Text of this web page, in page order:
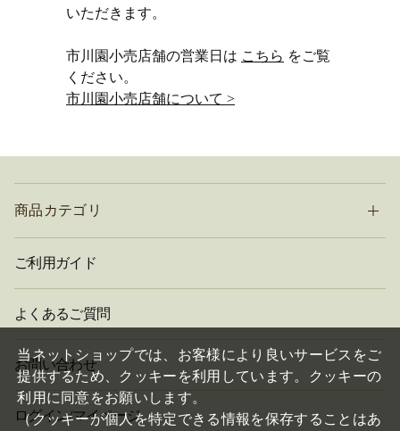
いただきます。
市川園小売店舗の営業日は こちら をご覧
ください。
市川園小売店舗について >
商品カテゴリ
ご利用ガイド
よくあるご質問
お問い合わせ
ログイン/マイページ
当ネットショップでは、お客様により良いサービスをご
提供するため、クッキーを利用しています。クッキーの
利用に同意をお願いします。
（クッキーが個人を特定できる情報を保存することはあ
閉
じ
る